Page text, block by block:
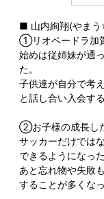
■ 山内絢翔(やまう
①リオペードラ加
始めは従姉妹が通
た。
子供達が自分で考
と話し合い入会す
②お子様の成長し
サッカーだけでは
できるようになっ
あと忘れ物や失敗
することが多くな